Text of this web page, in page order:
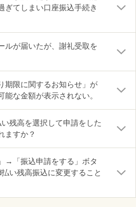
ぎてしまい口座振込手続き
ルが届いたが、謝礼受取を
期限に関するお知らせ」が
能な金額が表示されない。
残高を選択して申請をした
ますか？
→「振込申請をする」ボタ
い残高振込に変更すること